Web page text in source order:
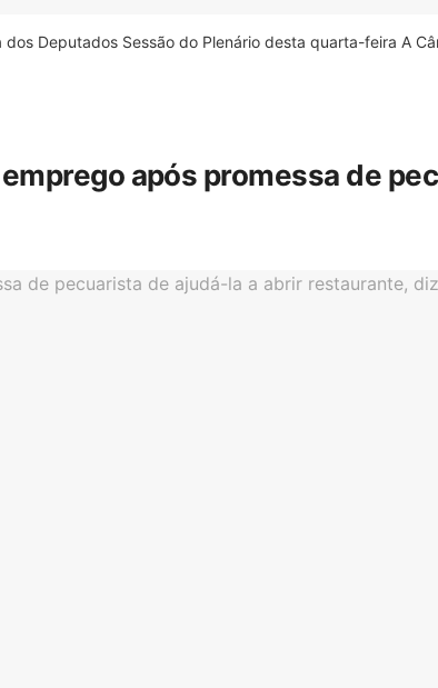
Deputados Sessão do Plenário desta quarta-feira A
após promessa de